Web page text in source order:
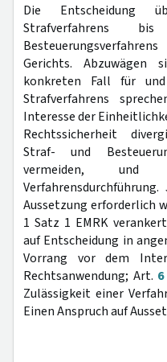
Die Entscheidung
Strafverfahrens
Gerichts.
konkreten Fall für
Strafverfahrens
Interesse der
Rechtssicherheit
Straf- und
vermeiden,
Aussetzung erforderlich
1 Satz 1 EMRK
auf Entscheidung in
Vorrang vor dem
Rechtsanwendung; Art. 6
Zulässigkeit einer
Einen Anspruch auf